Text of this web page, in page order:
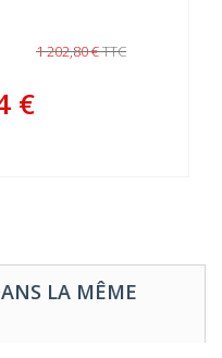
1 202,80 €TTC
€
LA MÊME